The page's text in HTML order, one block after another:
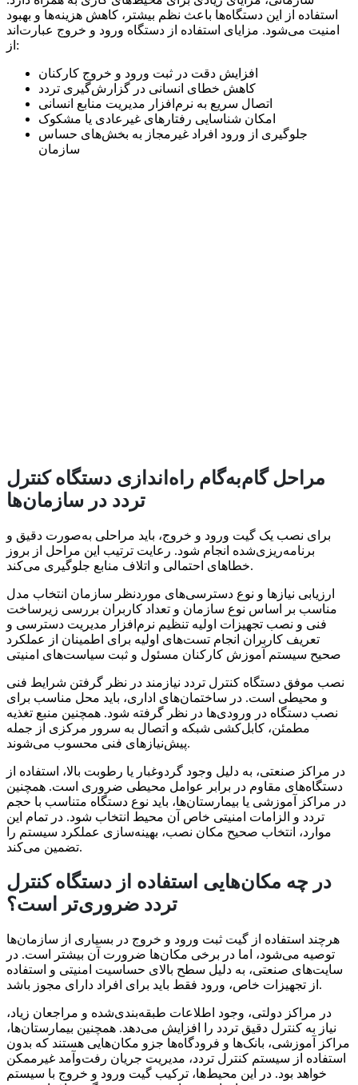
استفاده از این دستگاه‌ها باعث نظم بیشتر، کاهش هزینه‌ها و بهبود
امنیت می‌شود. مزایای استفاده از دستگاه ورود و خروج عبارت‌اند
از:
افزایش دقت در ثبت ورود و خروج کارکنان
کاهش خطای انسانی در گزارش‌گیری تردد
اتصال سریع به نرم‌افزار مدیریت منابع انسانی
امکان شناسایی رفتارهای غیرعادی یا مشکوک
جلوگیری از ورود افراد غیرمجاز به بخش‌های حساس
سازمان
مراحل گام‌به‌گام راه‌اندازی دستگاه کنترل
تردد در سازمان‌ها
برای نصب یک گیت ورود و خروج، باید مراحلی به‌صورت دقیق و
برنامه‌ریزی‌شده انجام شود. رعایت ترتیب این مراحل از بروز
خطاهای احتمالی و اتلاف منابع جلوگیری می‌کند.
ارزیابی نیازها و نوع دسترسی‌های موردنظر سازمان انتخاب مدل
مناسب بر اساس نوع سازمان و تعداد کاربران بررسی زیرساخت
فنی و نصب تجهیزات اولیه تنظیم نرم‌افزار مدیریت دسترسی و
تعریف کاربران انجام تست‌های اولیه برای اطمینان از عملکرد
صحیح سیستم آموزش کارکنان مسئول و ثبت سیاست‌های امنیتی
نصب موفق دستگاه کنترل تردد نیازمند در نظر گرفتن شرایط فنی
و محیطی است. در ساختمان‌های اداری، باید محل مناسب برای
نصب دستگاه در ورودی‌ها در نظر گرفته شود. همچنین منبع تغذیه
مطمئن، کابل‌کشی شبکه و اتصال به سرور مرکزی از جمله
پیش‌نیازهای فنی محسوب می‌شوند.
در مراکز صنعتی، به دلیل وجود گردوغبار یا رطوبت بالا، استفاده از
دستگاه‌های مقاوم در برابر عوامل محیطی ضروری است. همچنین
در مراکز آموزشی یا بیمارستان‌ها، باید نوع دستگاه متناسب با حجم
تردد و الزامات امنیتی خاص آن محیط انتخاب شود. در تمام این
موارد، انتخاب صحیح مکان نصب، بهینه‌سازی عملکرد سیستم را
تضمین می‌کند.
در چه مکان‌هایی استفاده از دستگاه کنترل
تردد ضروری‌تر است؟
هرچند استفاده از گیت ثبت ورود و خروج در بسیاری از سازمان‌ها
توصیه می‌شود، اما در برخی مکان‌ها ضرورت آن بیشتر است. در
سایت‌های صنعتی، به دلیل سطح بالای حساسیت امنیتی و استفاده
از تجهیزات خاص، ورود فقط باید برای افراد دارای مجوز باشد.
در مراکز دولتی، وجود اطلاعات طبقه‌بندی‌شده و مراجعان زیاد،
نیاز به کنترل دقیق تردد را افزایش می‌دهد. همچنین بیمارستان‌ها،
مراکز آموزشی، بانک‌ها و فرودگاه‌ها جزو مکان‌هایی هستند که بدون
استفاده از سیستم کنترل تردد، مدیریت جریان رفت‌وآمد غیرممکن
خواهد بود. در این محیط‌ها، ترکیب گیت‌ ورود و خروج با سیستم‌